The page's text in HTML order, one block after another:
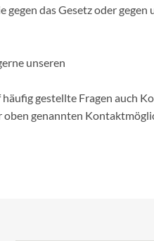
gegen das Gesetz oder
unseren
gestellte Fragen auch
genannten